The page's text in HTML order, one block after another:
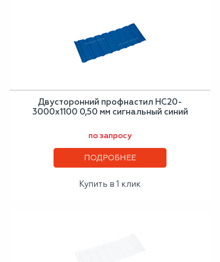
Двусторонний профнастил НС20-
3000х1100 0,50 мм сигнальный синий
по запросу
ПОДРОБНЕЕ
Купить в 1 клик